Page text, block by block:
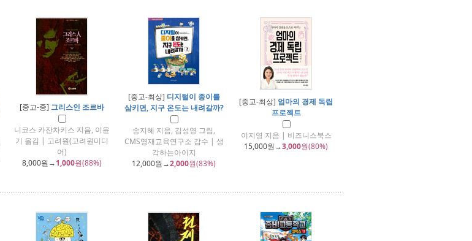
[중고-중] 그리스인 조르바
니코스 카잔차키스 지음, 이윤
기 옮김 | 고려원(고려원미디
어)
8,000원→1,000원(88%)
[중고-최상] 디지털이 종이를
삼키면, 지구 온도는 내려갈까?
송지혜 지음, 김성영 그림,
CMS영재교육연구소 감수 | 생
각하는아이지
12,000원→2,000원(83%)
[중고-최상] 엄마의 경제 독립
프로젝트
이지영 지음 | 비즈니스북스
15,000원→3,000원(80%)